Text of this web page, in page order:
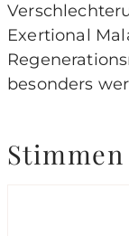
Exertional
besonders